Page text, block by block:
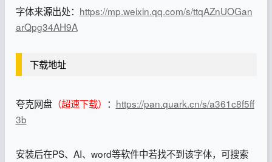
字体来源出处： https://mp.weixin.qq.com/s/ttqAZnUOGan
arQpg34AH9A
下载地址
夸克网盘（超速下载） ： https://pan.quark.cn/s/a361c8f5ff
3b
安装后在PS、AI、word等软件中若找不到该字体，可搜索